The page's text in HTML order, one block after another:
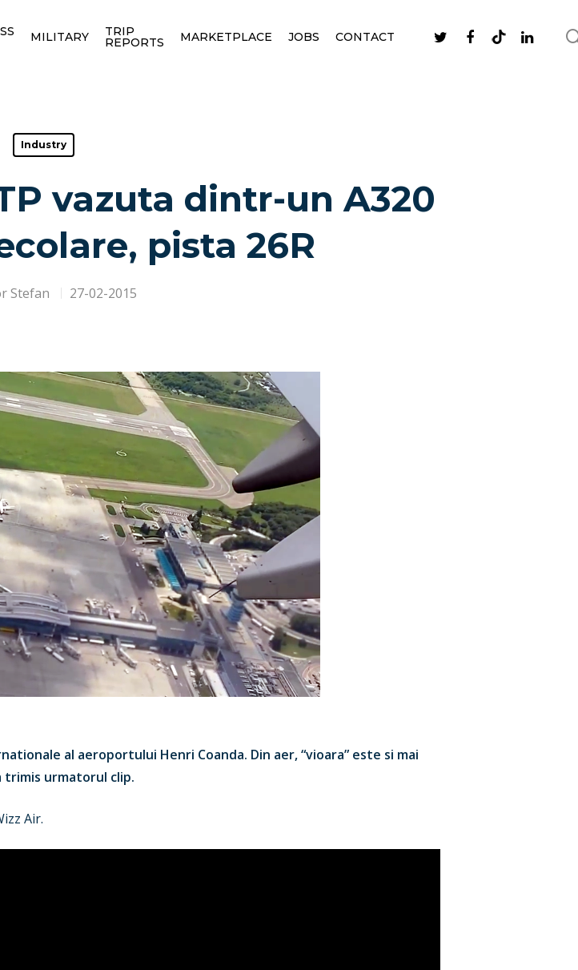
MILITARY TRIP
REPORTS MARKETPLACE JOBS CONTACT
Industry
vazuta dintr-un A320
pista 26R
Stefan 27-02-2015
al aeroportului Henri Coanda. Din aer, “vioara” este si mai
trimis urmatorul clip.
Air.